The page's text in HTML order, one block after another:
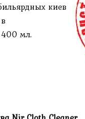
киев
400 мл.